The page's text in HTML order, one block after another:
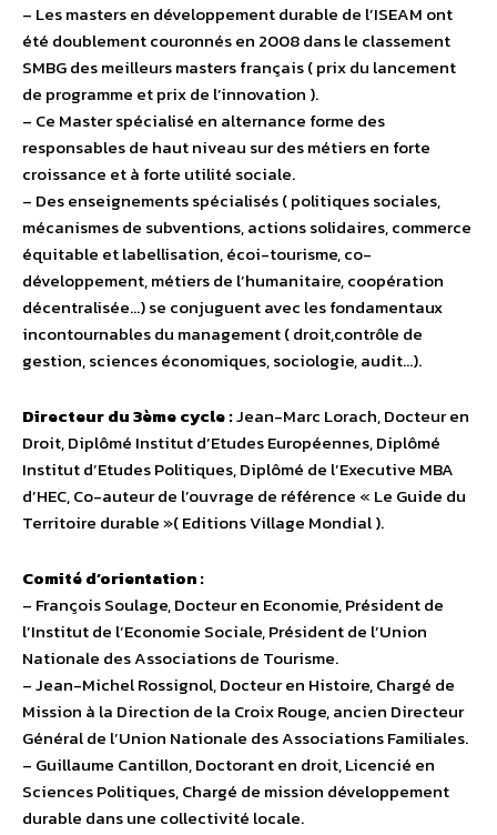
– Les masters en développement durable de l’ISEAM ont
été doublement couronnés en 2008 dans le classement
SMBG des meilleurs masters français ( prix du lancement
de programme et prix de l’innovation ).
– Ce Master spécialisé en alternance forme des
responsables de haut niveau sur des métiers en forte
croissance et à forte utilité sociale.
– Des enseignements spécialisés ( politiques sociales,
mécanismes de subventions, actions solidaires, commerce
équitable et labellisation, écoi-tourisme, co-
développement, métiers de l’humanitaire, coopération
décentralisée…) se conjuguent avec les fondamentaux
incontournables du management ( droit,contrôle de
gestion, sciences économiques, sociologie, audit…).
Directeur du 3ème cycle :Jean-Marc Lorach, Docteur en
Droit, Diplômé Institut d’Etudes Européennes, Diplômé
Institut d’Etudes Politiques, Diplômé de l’Executive MBA
d’HEC, Co-auteur de l’ouvrage de référence « Le Guide du
Territoire durable »( Editions Village Mondial ).
Comité d’orientation :
– François Soulage, Docteur en Economie, Président de
l’Institut de l’Economie Sociale, Président de l’Union
Nationale des Associations de Tourisme.
– Jean-Michel Rossignol, Docteur en Histoire, Chargé de
Mission à la Direction de la Croix Rouge, ancien Directeur
Général de l’Union Nationale des Associations Familiales.
– Guillaume Cantillon, Doctorant en droit, Licencié en
Sciences Politiques, Chargé de mission développement
durable dans une collectivité locale.